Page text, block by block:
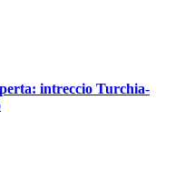
intreccio Turchia-